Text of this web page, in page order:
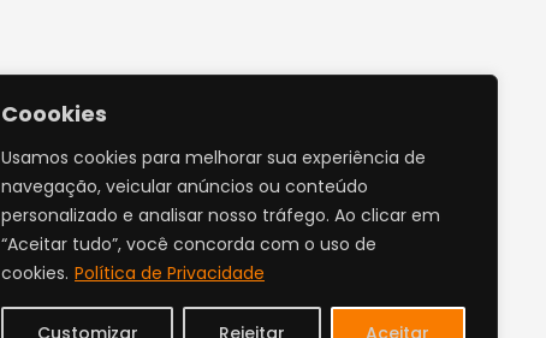
Coookies
Usamos cookies para melhorar sua experiência de
navegação, veicular anúncios ou conteúdo
personalizado e analisar nosso tráfego. Ao clicar em
“Aceitar tudo”, você concorda com o uso de
cookies. Política de Privacidade
Customizar Rejeitar Aceitar